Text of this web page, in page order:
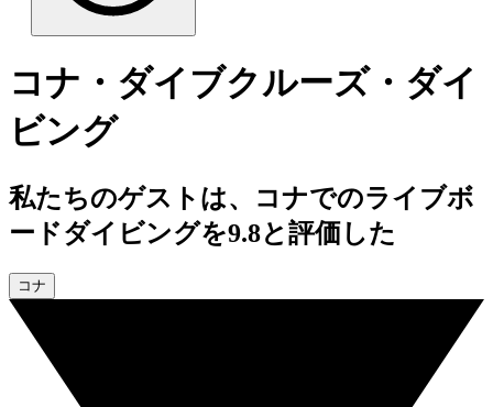
コナ・ダイブクルーズ・ダイ
ビング
私たちのゲストは、コナでのライブボ
ードダイビングを9.8と評価した
コナ